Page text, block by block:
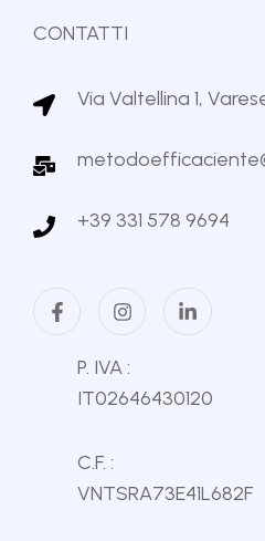
CONTATTI
Via Valtellina 1,
+39 331 578 9694
P. IVA :
IT02646430120
C.F. :
VNTSRA73E41L682F